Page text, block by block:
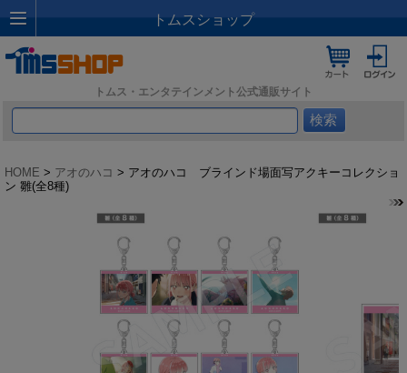
トムスショップ
トムス・エンタテインメント公式通販サイト
HOME > アオのハコ > アオのハコ ブラインド場面写アクキーコレクショ
ン 雛(全8種)